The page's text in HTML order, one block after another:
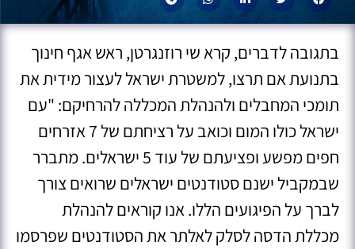
בתגובה לדברים, קרא שי רוזנגרטן, ראש אגף חינוך
בתנועת אם תרצו, למשטרת ישראל לעצור מידית את
תומכי המחבלים ולהנהלת המכללה להרחיקם: "עם
ישראל כולו המום וכואב על רציחתם של 7 אזרחים
חפים מפשע ופציעתם של עוד 5 ישראלים. מתברר
שבמקביל ישנם סטודנטים ישראלים שרואים צורך
לברך על הפיגועים הללו. אנו קוראים להנהלת
מכללת הדסה לסלק לאלתר את הסטודנטים שפרסמו